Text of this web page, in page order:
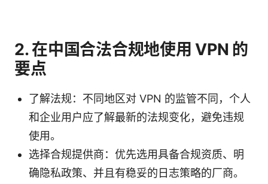
2. 在中国合法合规地使用 VPN 的
要点
了解法规：不同地区对 VPN 的监管不同，个人
和企业用户应了解最新的法规变化，避免违规
使用。
选择合规提供商：优先选用具备合规资质、明
确隐私政策、并且有稳妥的日志策略的厂商。